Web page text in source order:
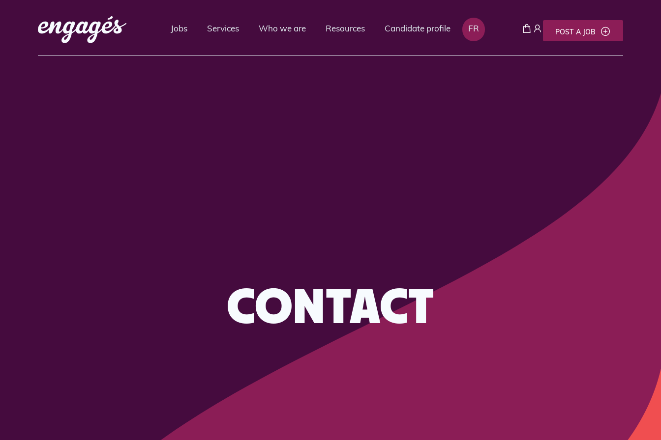
Jobs Services Who we are Resources Candidate profile FR POST A JOB
CONTACT